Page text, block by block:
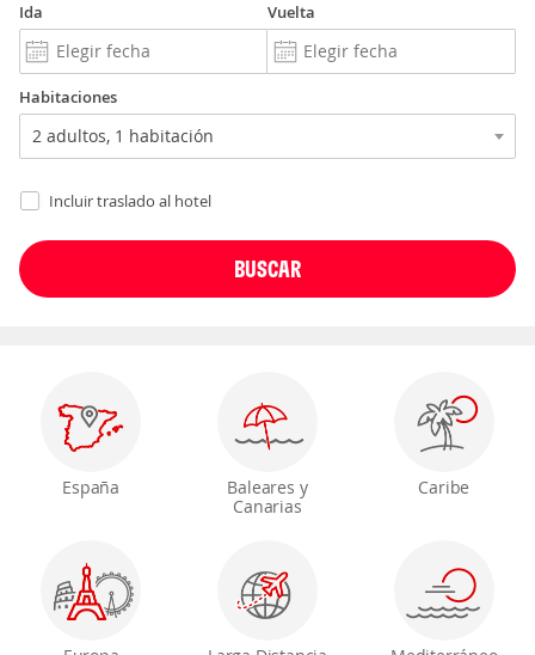
Ida Vuelta
Habitaciones
Incluir traslado al hotel
España
Baleares y
Canarias
Caribe